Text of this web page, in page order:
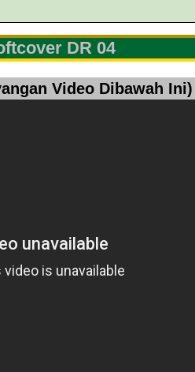
DR 04
Video Dibawah Ini)